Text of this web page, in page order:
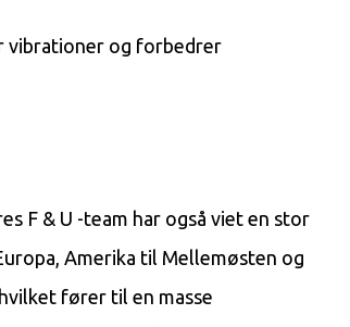
vibrationer og forbedrer
F & U -team har også viet en stor
Amerika til Mellemøsten og
fører til en masse